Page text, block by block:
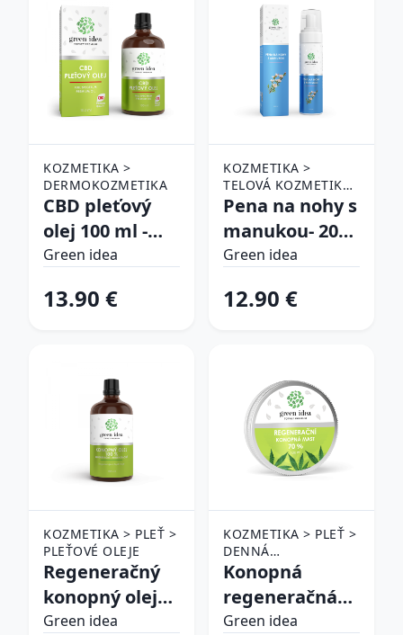
KOZMETIKA >
DERMOKOZMETIKA
CBD pleťový
olej 100 ml -
Green idea
Green idea
13.90 €
KOZMETIKA >
TELOVÁ KOZMETIKA
> STAROSTLIVOSŤ O
Pena na nohy s
manukou- 200
ml - Green idea
Green idea
12.90 €
KOZMETIKA > PLEŤ >
PLEŤOVÉ OLEJE
Regeneračný
konopný olej
100 % – 100 ml
Green idea
KOZMETIKA > PLEŤ >
DENNÁ
STAROSTLIVOSŤ O
PLEŤ > PLEŤOVÉ
KRÉMY
Konopná
regeneračná
masť 70 % 100
Green idea